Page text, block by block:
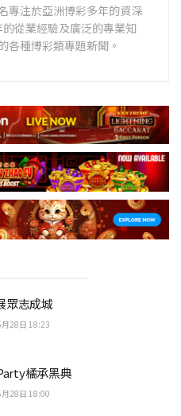
專注於亞洲博彩多年的資深
從業經驗及廣泛的專業知
各種博彩類專題新聞。
眾志成城
28日 18:23
橘承黑典
28日 18:00